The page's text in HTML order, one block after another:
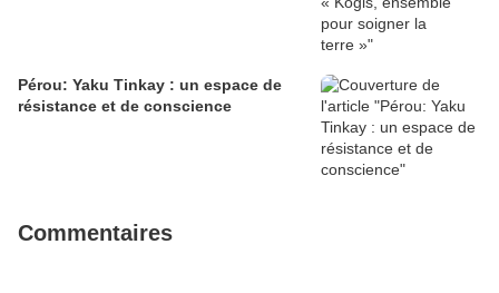
Pérou: Yaku Tinkay : un espace de
résistance et de conscience
Commentaires